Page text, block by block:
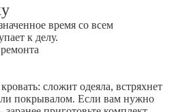
время со всем
к делу.
сложит одеяла, встряхнет
покрывалом. Если вам нужно